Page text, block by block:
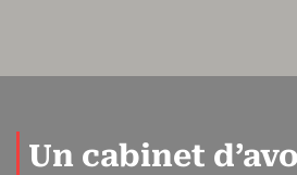
Un cabinet